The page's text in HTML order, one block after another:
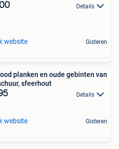
Details
website Gisteren
planken en oude gebinten van
sfeerhout
Details
website Gisteren